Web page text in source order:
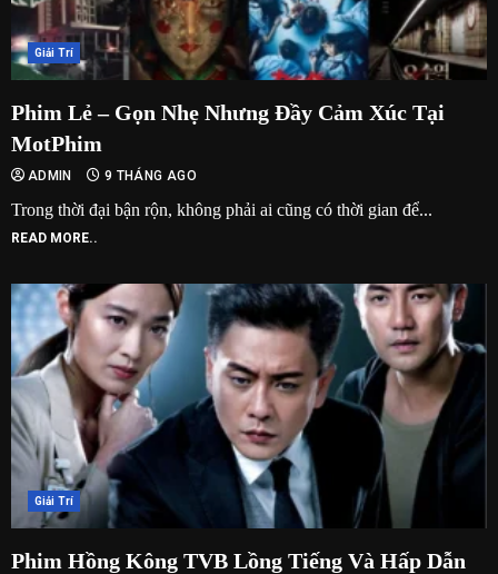
Giải Trí
Phim Lẻ – Gọn Nhẹ Nhưng Đầy Cảm Xúc Tại
MotPhim
ADMIN 9 THÁNG AGO
Trong thời đại bận rộn, không phải ai cũng có thời gian để...
READ MORE..
Giải Trí
Phim Hồng Kông TVB Lồng Tiếng Và Hấp Dẫn